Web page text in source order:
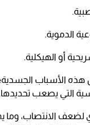
الدموية.
أو الهيكلية.
هذه الأسباب
التي يصعب تحديدها.
الانتصاب، وما